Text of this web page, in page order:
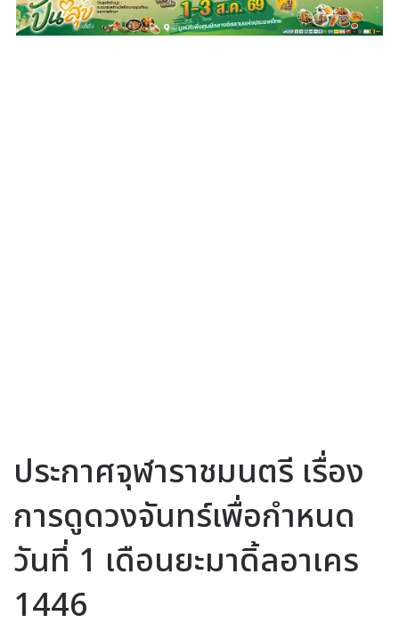
ประกาศจุฬาราชมนตรี เรื่อง
การดูดวงจันทร์เพื่อกำหนด
วันที่ 1 เดือนยะมาดิ้ลอาเคร
1446